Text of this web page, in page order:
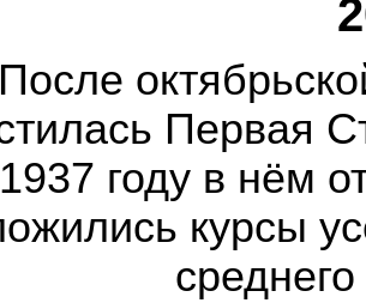
После
Первая
году в нём
курсы